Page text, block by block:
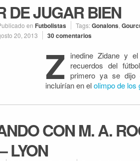
DE JUGAR BIEN
en Futbolistas Tags:Gonalons,
20, 2013 30 comentarios
Z inedine Zidane y
recuerdos del
primero ya se dijo
incluirían en elolimpo de los
CON M. A.
LYON